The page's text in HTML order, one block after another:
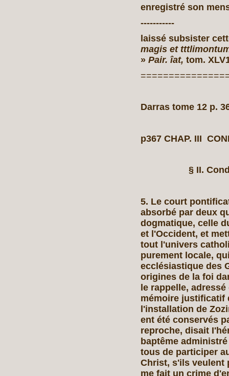
enregistré son
-----------
laissé subsister
magis et
» Pair. îat, tom.
Darras tome 12 p.
p367 CHAP. III
§ II.
5. Le court
absorbé par deux
dogmatique, celle
et l'Occident, et
tout l'univers
purement locale,
ecclésiastique des
origines de la foi
le rappelle,
mémoire justificatif
l'installation de
ent été conservés
reproche, disait
baptême
tous de participer
Christ, s'ils veulent
me fait un crime